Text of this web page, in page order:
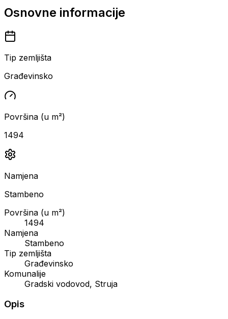
Osnovne informacije
Tip zemljišta
Građevinsko
Površina (u m²)
1494
Namjena
Stambeno
Površina (u m²)
1494
Namjena
Stambeno
Tip zemljišta
Građevinsko
Komunalije
Gradski vodovod, Struja
Opis